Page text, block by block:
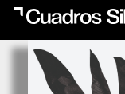
Obra Pictórica